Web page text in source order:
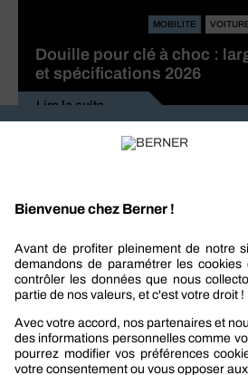
MOBILITE
Douille pour clé à choc :
et spécifications 2026
Lire la suite
Berner